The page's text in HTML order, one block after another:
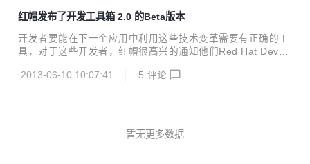
实例的具体项目、新的生产线、缩进CSS属性等等，都可以轻
松完成。 3. Clean CSS Clean CSS是为了获取对可修改代码
大小的压缩方面的可读性。你可以定做压缩，重组选择器，优
个时间戳。 4.CSS Comb 就像把你的头发清理不...
红帽发布了开发工具箱 2.0 的Beta版本
开发者要能在下一个应用中利用这些技术变革需要有正确的工
具，对于这些开发者，红帽很高兴的通知他们Red Hat Devel
来了开发的灵活性与生产稳定提供必要的开发工具，最新的稳
Redhat开发工具包使C/C++开发人员只需一次编译，就能部署
2013-06-10 10:07:41 5 评论
暂无更多数据